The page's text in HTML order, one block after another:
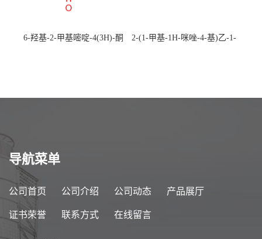
6-羟基-2-甲基嘧啶-4(3H)-酮
2-(1-甲基-1H-咪唑-4-基)乙-1-
导航菜单
公司首页 公司介绍 公司动态 产品展厅
证书荣誉 联系方式 在线留言